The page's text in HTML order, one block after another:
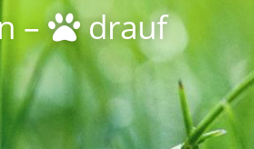
– drauf